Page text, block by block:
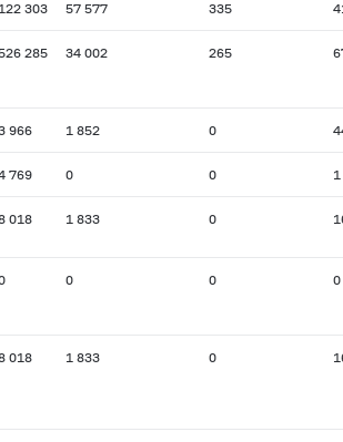
122 303 57 577 335
285 34 002 265
966 1 852 0
769 0 0
018 1 833 0
0 0 0
018 1 833 0